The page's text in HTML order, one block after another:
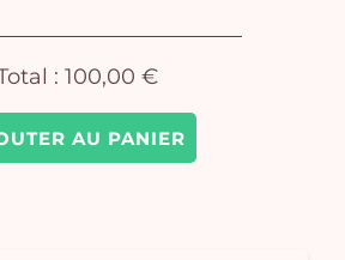
AU PANIER
: 100,00 €